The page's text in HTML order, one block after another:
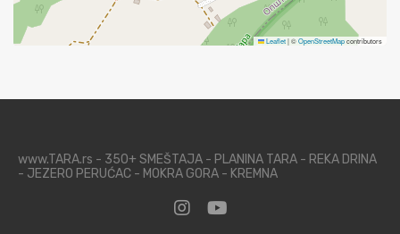
Leaflet|©OpenStreetMapcontributors
www.TARA.rs - 350+ SMEŠTAJA - PLANINA TARA - REKA DRINA
- JEZERO PERUĆAC - MOKRA GORA - KREMNA